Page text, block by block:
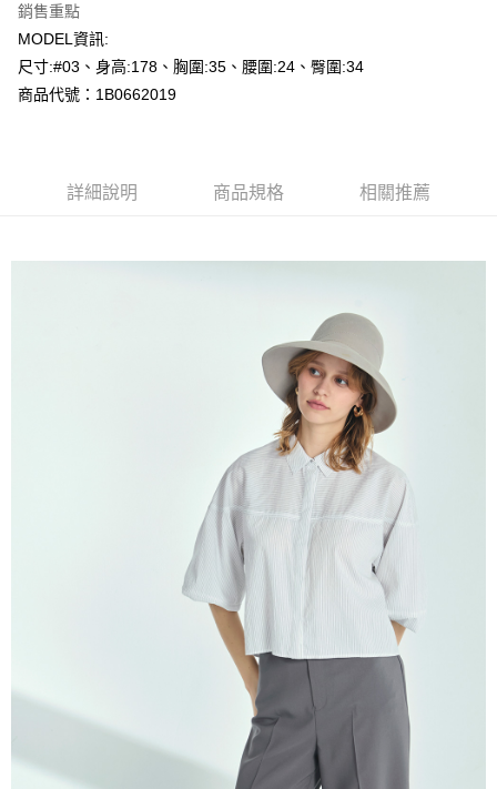
全盈+PAY
AFTEE先享後付
相關說明
１．簡單：不需註冊會員、不需綁卡、不需儲值。
２．便利：只要手機號碼，簡訊認證，即可結帳。
【「AFTEE先享後付」結帳流程】
３．收到繳費通知簡訊後14天內，點擊此簡訊中的連結，可透過四大超商／
ATM／網路銀行／等多元方式進行付款，方視為交易完成。
※ 請注意：結帳手續完成當下不需立刻繳費，但若您需要取消訂單，請聯絡
購買商品的店家。未經商家同意取消之訂單仍視為有效，需透過AFTEE先享
※ 交易是否成功請以「AFTEE先享後付 」之結帳頁面顯示為準，若有關於
是否繳費成功／繳費後需取消欲退款等相關疑問，請聯繫「AFTEE先享後付
https://netprotections.freshdesk.com/support/home
１．透過由恩沛科技股份有限公司提供之「AFTEE先享後付」服務完成之交
易，需依本服務之必要範圍內提供個人資料，並將交易相關給付款項請求債
權轉讓予恩沛科技股份有限公司。
２．關於個人資料處理事宜，請瀏覽以下網址：
３．未成年的使用者請事先徵得法定代理人或監護人之同意方可使用
「AFTEE先享後付」，若未經同意申辦者引起之損失，本公司不負相關責
４．使用「AFTEE先享後付」時，將依據個別帳號之用戶狀況，依本公司即
時審查核予不同之上限額度；若仍有額度不足之情形，本公司將視審查結果
５．嚴禁一人註冊多個帳號或使用他人資訊註冊。若發現惡意使用之情形，
恩沛科技股份有限公司將有權停止該用戶之使用額度並採取法律行動。
全家--滿2000元免運
付款後全家取貨---滿2000元免運
每筆NT$60，滿NT$2,000(含以上)免運費
每筆NT$60，滿NT$2,000(含以上)免運費
每筆NT$120，滿NT$2,000(含以上)免運費
銷售重點
MODEL資訊:
尺寸:#03、身高:178、胸圍:35、腰圍:24、臀圍:34
商品代號：1B0662019
詳細說明 商品規格 相關推薦